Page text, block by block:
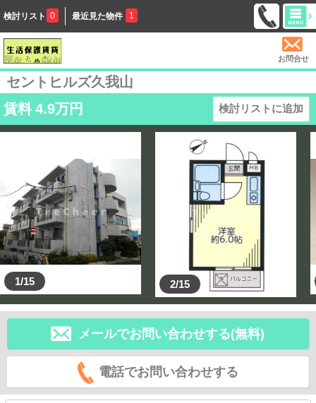
検討リスト 0 最近見た物件 1
お問合せ
セントヒルズ久我山
賃料 4.9万円 検討リストに追加
1/15 2/15
メールでお問い合わせする(無料)
電話でお問い合わせする